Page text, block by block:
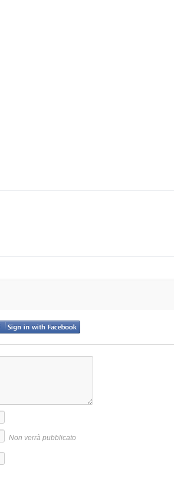
Non verrà pubblicato